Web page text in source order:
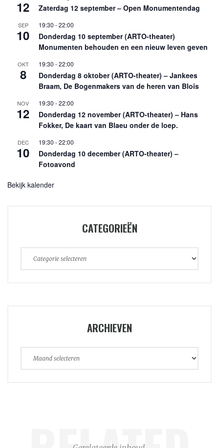
12 Zaterdag 12 september – Open Monumentendag
SEP
10
19:30 -22:00
Donderdag 10 september (ARTO-theater)
Monumenten behouden en een nieuw leven geven
OKT
8
19:30 -22:00
Donderdag 8 oktober (ARTO-theater) – Jankees
Braam, De Bogenmakers van de heren van Blois
NOV
12
19:30 -22:00
Donderdag 12 november (ARTO-theater) – Hans
Fokker, De kaart van Blaeu onder de loep.
DEC
10
19:30 -22:00
Donderdag 10 december (ARTO-theater) –
Fotoavond
Bekijk kalender
CATEGORIEËN
Categorieën
ARCHIEVEN